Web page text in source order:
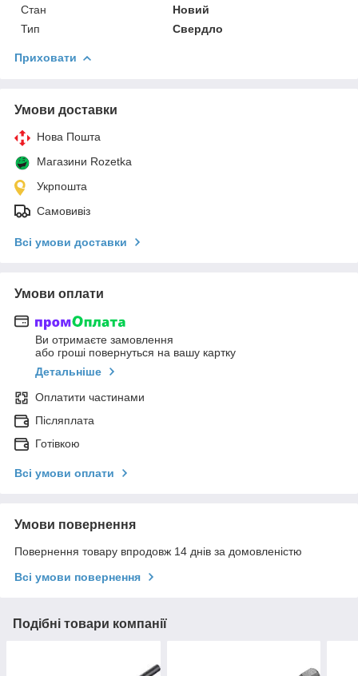
Стан
Новий
Тип
Свердло
Приховати
Умови доставки
Нова Пошта
Магазини Rozetka
Укрпошта
Самовивіз
Всі умови доставки
Умови оплати
Ви отримаєте замовлення
або гроші повернуться на вашу картку
Детальніше
Оплатити частинами
Післяплата
Готівкою
Всі умови оплати
Умови повернення
Повернення товару впродовж 14 днів за домовленістю
Всі умови повернення
Подібні товари компанії